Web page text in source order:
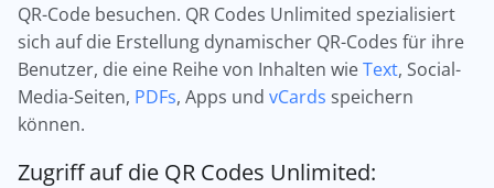
QR-Code besuchen. QR Codes Unlimited spezialisiert
sich auf die Erstellung dynamischer QR-Codes für ihre
Benutzer, die eine Reihe von Inhalten wieText, Social-
Media-Seiten, PDFs, Apps und vCards speichern
können.
Zugriff auf die QR Codes Unlimited: